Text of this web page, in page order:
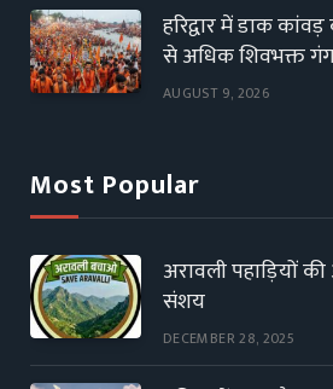
हरिद्वार में डाक
से अधिक शिवभक्त
AUGUST 9, 2026
Most Popular
अरावली पहाड़ियों
संशय
DECEMBER 28, 2025